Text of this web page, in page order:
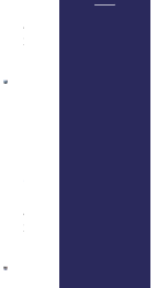
August 8,
2026
August 6,
2026